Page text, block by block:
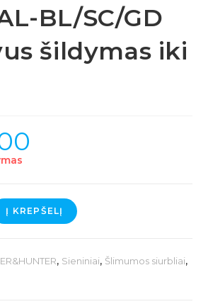
BL/SC/GD
šildymas iki
Į KREPŠELĮ
, Sieniniai, Šlimumos siurbliai,